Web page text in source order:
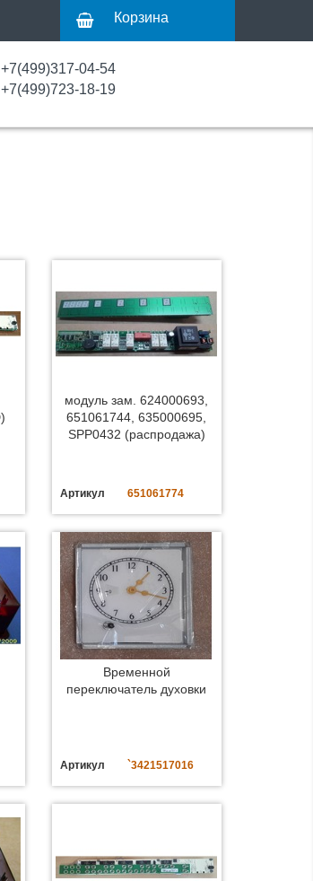
Корзина
+7(499)317-04-54
+7(499)723-18-19
модуль зам. 624000693,
651061744, 635000695,
SPP0432 (распродажа)
Артикул 651061774
Временной
переключатель духовки
Артикул `3421517016